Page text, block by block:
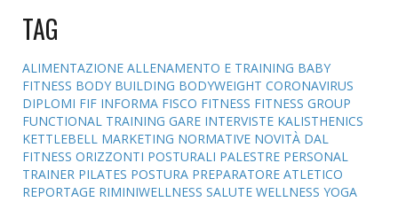
TAG
ALIMENTAZIONE ALLENAMENTO E TRAINING BABY
FITNESS BODY BUILDING BODYWEIGHT CORONAVIRUS
DIPLOMI FIF INFORMA FISCO FITNESS FITNESS GROUP
FUNCTIONAL TRAINING GARE INTERVISTE KALISTHENICS
KETTLEBELL MARKETING NORMATIVE NOVITÀ DAL
FITNESS ORIZZONTI POSTURALI PALESTRE PERSONAL
TRAINER PILATES POSTURA PREPARATORE ATLETICO
REPORTAGE RIMINIWELLNESS SALUTE WELLNESS YOGA